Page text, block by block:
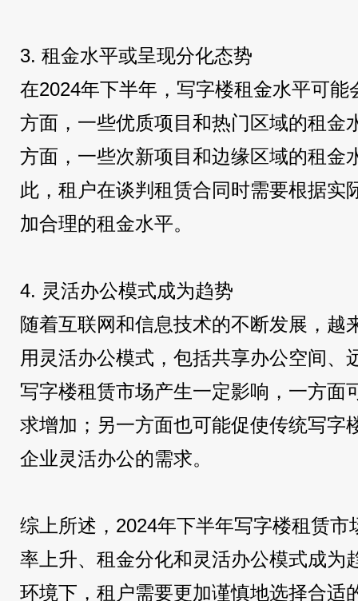
3. 租金水平或呈现分化态势
在2024年下半年，写字楼租金水平可
方面，一些优质项目和热门区域的租金
方面，一些次新项目和边缘区域的租金
此，租户在谈判租赁合同时需要根据实
加合理的租金水平。
4. 灵活办公模式成为趋势
随着互联网和信息技术的不断发展，越
用灵活办公模式，包括共享办公空间、
写字楼租赁市场产生一定影响，一方面
求增加；另一方面也可能促使传统写字
企业灵活办公的需求。
综上所述，2024年下半年写字楼租赁
率上升、租金分化和灵活办公模式成为
环境下，租户需要更加谨慎地选择合适